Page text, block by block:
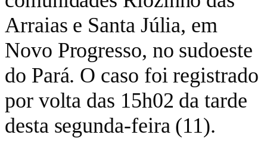
Arraias e Santa Júlia, em
Novo Progresso, no sudoeste
do Pará. O caso foi registrado
por volta das 15h02 da tarde
desta segunda-feira (11).